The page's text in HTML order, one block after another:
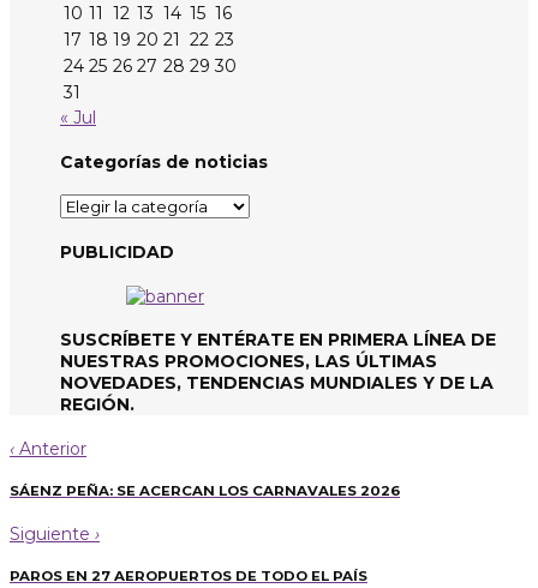
10 11 12 13 14 15 16
17 18 19 20 21 22 23
24 25 26 27 28 29 30
31
« Jul
Categorías de noticias
Categorías
noticias
PUBLICIDAD
SUSCRÍBETE Y ENTÉRATE EN PRIMERA LÍNEA DE
NUESTRAS PROMOCIONES, LAS ÚLTIMAS
NOVEDADES, TENDENCIAS MUNDIALES Y DE LA
REGIÓN.
‹ Anterior
SÁENZ PEÑA: SE ACERCAN LOS CARNAVALES 2026
Siguiente ›
PAROS EN 27 AEROPUERTOS DE TODO EL PAÍS